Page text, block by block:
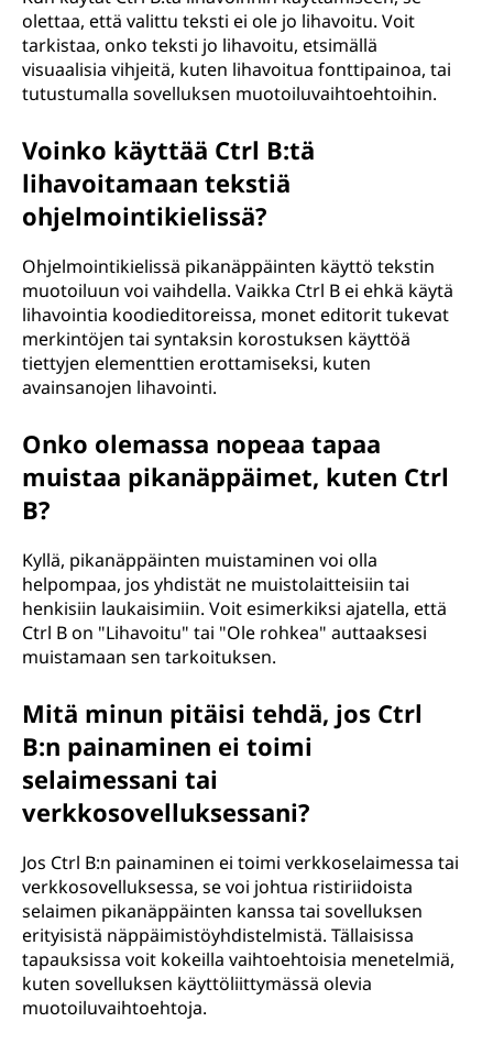
olettaa, että valittu teksti ei ole jo lihavoitu. Voit
tarkistaa, onko teksti jo lihavoitu, etsimällä
visuaalisia vihjeitä, kuten lihavoitua fonttipainoa, tai
tutustumalla sovelluksen muotoiluvaihtoehtoihin.
Voinko käyttää Ctrl B:tä
lihavoitamaan tekstiä
ohjelmointikielissä?
Ohjelmointikielissä pikanäppäinten käyttö tekstin
muotoiluun voi vaihdella. Vaikka Ctrl B ei ehkä käytä
lihavointia koodieditoreissa, monet editorit tukevat
merkintöjen tai syntaksin korostuksen käyttöä
tiettyjen elementtien erottamiseksi, kuten
avainsanojen lihavointi.
Onko olemassa nopeaa tapaa
muistaa pikanäppäimet, kuten Ctrl
B?
Kyllä, pikanäppäinten muistaminen voi olla
helpompaa, jos yhdistät ne muistolaitteisiin tai
henkisiin laukaisimiin. Voit esimerkiksi ajatella, että
Ctrl B on "Lihavoitu" tai "Ole rohkea" auttaaksesi
muistamaan sen tarkoituksen.
Mitä minun pitäisi tehdä, jos Ctrl
B:n painaminen ei toimi
selaimessani tai
verkkosovelluksessani?
Jos Ctrl B:n painaminen ei toimi verkkoselaimessa tai
verkkosovelluksessa, se voi johtua ristiriidoista
selaimen pikanäppäinten kanssa tai sovelluksen
erityisistä näppäimistöyhdistelmistä. Tällaisissa
tapauksissa voit kokeilla vaihtoehtoisia menetelmiä,
kuten sovelluksen käyttöliittymässä olevia
muotoiluvaihtoehtoja.